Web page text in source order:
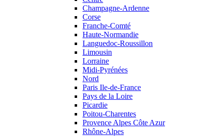
Champagne-Ardenne
Corse
Franche-Comté
Haute-Normandie
Languedoc-Roussillon
Limousin
Lorraine
Midi-Pyrénées
Nord
Paris Ile-de-France
Pays de la Loire
Picardie
Poitou-Charentes
Provence Alpes Côte Azur
Rhône-Alpes